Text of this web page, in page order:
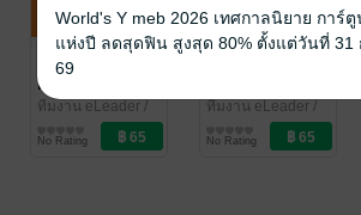
ทีมงาน
COMTODAY
ARIP
คอมพิวเตอร์
1 Rating
ทีมงาน eLeader
คอมพิวเตอร์
No Rating
eLeader
No.325
ทีมงาน eLeader /
คอมพิวเตอร์
No Rating
No.308
ทีมงาน eLeader /
คอมพิวเตอร์
No Rating
World's Y meb 2026 เทศกาลนิยาย การ์
แห่งปี ลดสุดฟิน สูงสุด 80% ตั้งแต่วันที่ 31
69